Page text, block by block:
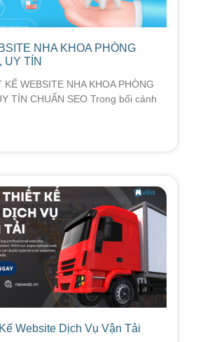
NHA KHOA PHÒNG
UY TÍN
WEBSITE NHA KHOA PHÒNG
TÍN CHUẨN SEO Trong bối cảnh
Website Dịch Vụ Vận Tải